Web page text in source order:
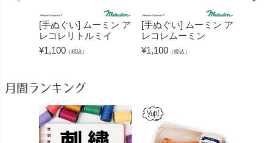
[手ぬぐい] ムーミン ア
レコレリトルミイ
¥1,100 （税込）
[手ぬぐい] ムーミン ア
レコレムーミン
¥1,100 （税込）
月間ランキング